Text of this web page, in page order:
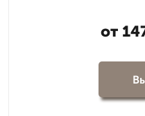
от